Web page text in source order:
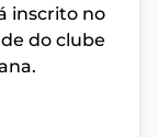
inscrito no
do clube